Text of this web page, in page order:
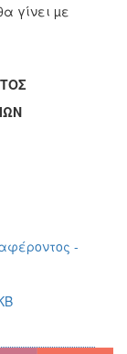
µε
-